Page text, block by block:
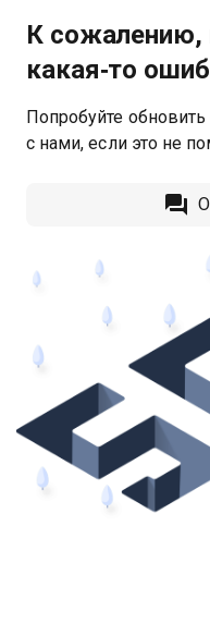
К сожалению,
какая‑то
Попробуйте
с нами, если это не